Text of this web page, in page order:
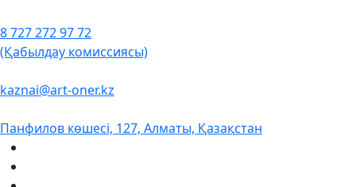
8 727 272 97 72
(Қабылдау комиссиясы)
kaznai@art-oner.kz
Панфилов көшесі, 127, Алматы, Қазақстан